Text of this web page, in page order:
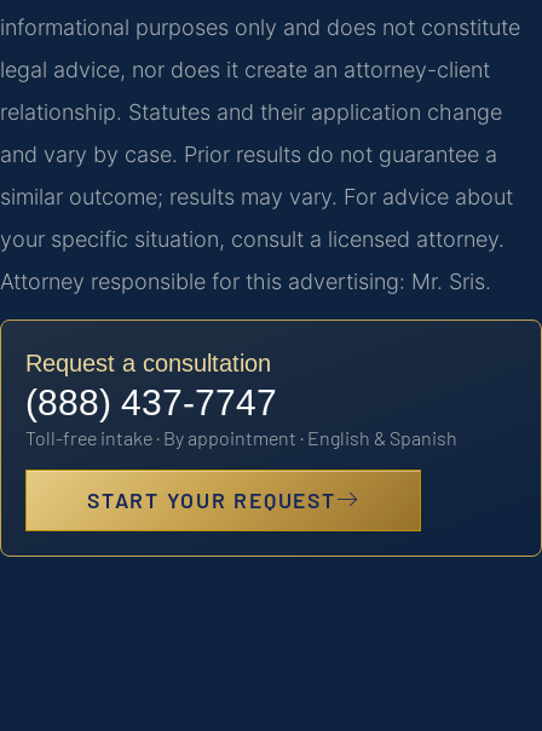
informational purposes only and does not constitute
legal advice, nor does it create an attorney-client
relationship. Statutes and their application change
and vary by case. Prior results do not guarantee a
similar outcome; results may vary. For advice about
your specific situation, consult a licensed attorney.
Attorney responsible for this advertising: Mr. Sris.
Request a consultation
(888) 437-7747
Toll-free intake · By appointment · English & Spanish
START YOUR REQUEST